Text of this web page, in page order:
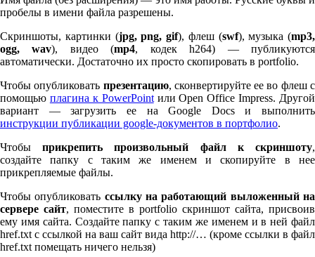
пробелы в имени файла разрешены.
Скриншоты, картинки (jpg, png, gif), флеш (swf), музыка (mp3,
ogg, wav), видео (mp4, кодек h264) — публикуются
автоматически. Достаточно их просто скопировать в port­fo­lio.
Чтобы опубликовать презентацию, сконвертируйте ее во флеш с
помощью плагина к Pow­er­Pointили Open Office Impress. Другой
вариант — загрузить ее на Google Docs и выполнить
инструкции публикации google-документов в портфолио.
Чтобыприкрепить произвольный файл к скриншоту,
создайте папку с таким же именем и скопируйте в нее
прикрепляемые файлы.
Чтобы опубликовать ссылку на работающий выложенный на
сервере сайт, поместите в port­fo­lio скриншот сайта, присвоив
ему имя сайта. Создайте папку с таким же именем и в ней файл
href.txt с ссылкой на ваш сайт вида http://… (кроме ссылки в файл
href.txt помещать ничего нельзя)